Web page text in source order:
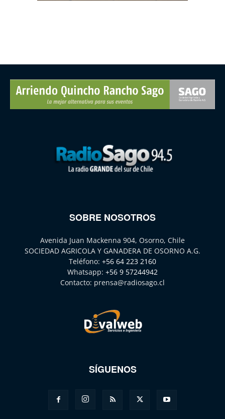
SOBRE NOSOTROS
Avenida Juan Mackenna 904, Osorno, Chile
SOCIEDAD AGRICOLA Y GANADERA DE OSORNO A.G.
Teléfono: +56 64 223 2160
Whatsapp: +56 9 57244942
Contacto: prensa@radiosago.cl
SÍGUENOS